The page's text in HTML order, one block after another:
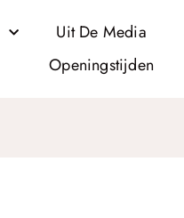
Uit De Media
Openingstijden